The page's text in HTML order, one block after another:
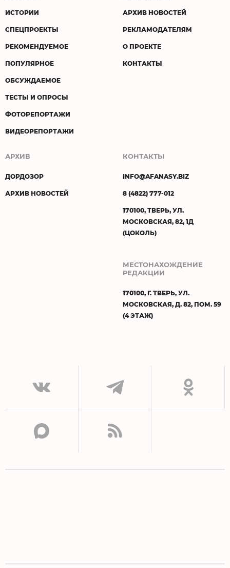
ИСТОРИИ
СПЕЦПРОЕКТЫ
РЕКОМЕНДУЕМОЕ
ПОПУЛЯРНОЕ
ОБСУЖДАЕМОЕ
ТЕСТЫ И ОПРОСЫ
ФОТОРЕПОРТАЖИ
ВИДЕОРЕПОРТАЖИ
АРХИВ НОВОСТЕЙ
РЕКЛАМОДАТЕЛЯМ
О ПРОЕКТЕ
КОНТАКТЫ
АРХИВ
ДОРДОЗОР
АРХИВ НОВОСТЕЙ
КОНТАКТЫ
INFO@AFANASY.BIZ
8 (4822) 777-012
170100, ТВЕРЬ, УЛ.
МОСКОВСКАЯ, 82, 1Д
(ЦОКОЛЬ)
МЕСТОНАХОЖДЕНИЕ
РЕДАКЦИИ
170100, Г. ТВЕРЬ, УЛ.
МОСКОВСКАЯ, Д. 82, ПОМ. 59
(4 ЭТАЖ)